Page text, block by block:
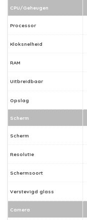
CPU/Geheugen
Processor
Kloksnelheid
RAM
Uitbreidbaar
Opslag
Scherm
Scherm
Resolutie
Schermsoort
Verstevigd glass
Camera